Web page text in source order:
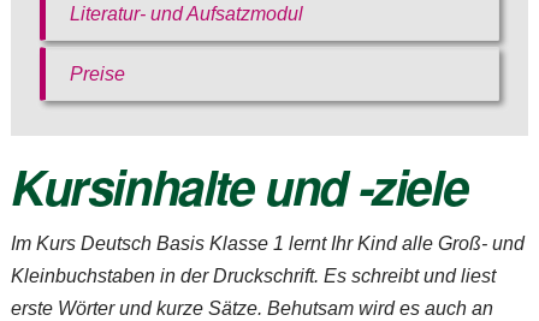
Literatur- und Aufsatzmodul
Preise
Kursinhalte und -ziele
Im Kurs Deutsch Basis Klasse 1 lernt Ihr Kind alle Groß- und
Kleinbuchstaben in der Druckschrift. Es schreibt und liest
erste Wörter und kurze Sätze. Behutsam wird es auch an
Bitte akzeptieren Sie
unsere
Datenschutzerklärung
Bitte lasse dieses Feld leer.
Bitte akzeptieren Sie
unsere
Datenschutzerklärung